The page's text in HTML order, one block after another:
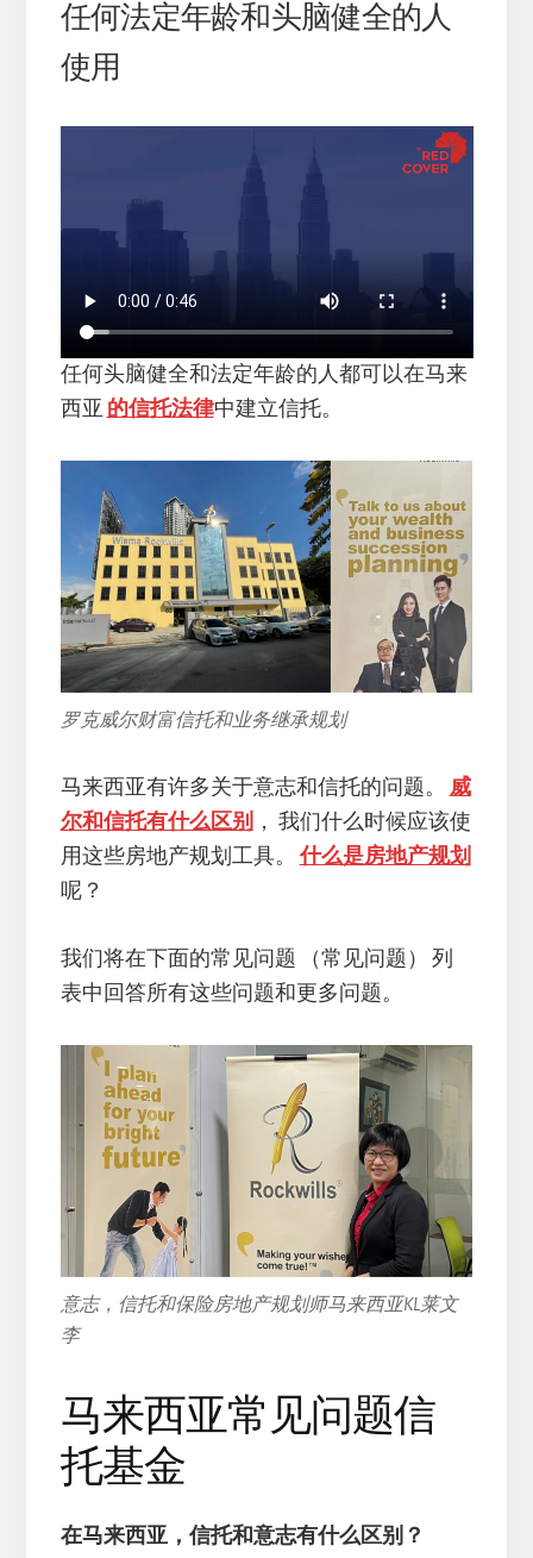
任何法定年龄和头脑健全的人
使用
任何头脑健全和法定年龄的人都可以在马来
西亚 的信托法律中建立信托。
罗克威尔财富信托和业务继承规划
马来西亚有许多关于意志和信托的问题。 威
尔和信托有什么区别
， 我们什么时候应该使
用这些房地产规划工具。什么是房地产规划
呢？
我们将在下面的常见问题 （常见问题） 列
表中回答所有这些问题和更多问题。
意志，信托和保险房地产规划师马来西亚KL莱文
李
马来西亚常见问题信
托基金
在马来西亚，信托和意志有什么区别？